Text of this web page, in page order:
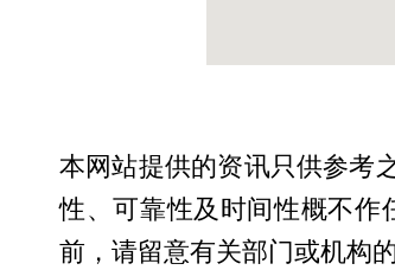
本网站提供的资讯只供参考
性、可靠性及时间性概不作
前，请留意有关部门或机构